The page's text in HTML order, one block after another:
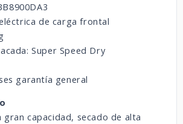
de carga frontal
Super Speed Dry
garantía general
gran capacidad, secado de alta